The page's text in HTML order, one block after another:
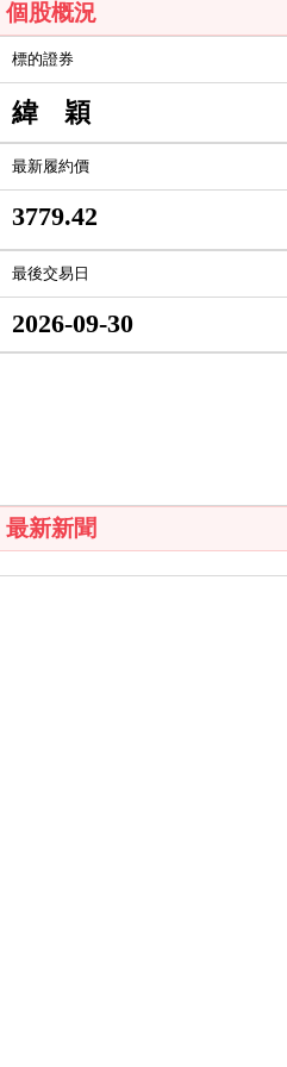
個股概況
標的證券
緯 穎
最新履約價
3779.42
最後交易日
2026-09-30
最新新聞